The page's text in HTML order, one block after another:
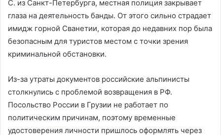
С. из Санкт-Петербурга, местная полиция закрывает
глаза на деятельность банды. От этого сильно страдает
имидж горной Сванетии, которая до недавних пор была
безопасным для туристов местом с точки зрения
криминальной обстановки.
Из-за утраты документов российские альпинисты
столкнулись с проблемой возвращения в РФ.
Посольство России в Грузии не работает по
политическим причинам, поэтому временные
удостоверения личности пришлось оформлять через